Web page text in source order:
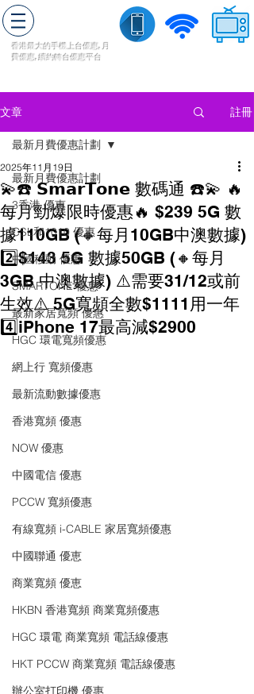
香港最大的手機上台優惠, 月
費優惠,續約轉台優惠平台
文章 註冊
最新月費優惠計劃
3香港 優惠
CSL和1010 優惠
中國移動 優惠
SMARTONE 優惠
最新家居寬頻 優惠
HGC 環電寬頻優惠
網上行 寬頻優惠
最新流動數據優惠
香港寬頻 優惠
NOW 優惠
中國電信 優惠
PCCW 寬頻優惠
有線寬頻 i-CABLE 家居寬頻優惠
中國聯通 優恵
商業寬頻 優恵
HKBN 香港寬頻 商業寬頻優惠
HGC 環電 商業寬頻 電話線優惠
HKT PCCW 商業寬頻 電話線優惠
辦公室打印機 優惠
最新月費優惠計劃
💫☎️ 𝗦𝗺𝗮𝗿𝗧𝗼𝗻𝗲 數碼通 ☎️💫 🔥
每月勁爆限時優惠🔥 $239 5G 數
據110GB (🔸每月10GB中澳數據)
2️⃣$143 5G 數據50GB (🔸每月
3GB 中澳數據) ⚠️需要31/12或前
生效⚠️ 5G寬頻全數$1111用一年
4️⃣iPhone 17最高減$2900
2025年11月19日